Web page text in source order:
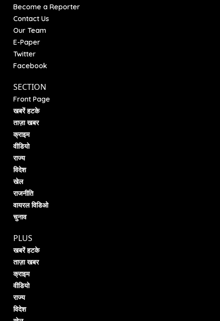
Become a Reporter
Contact Us
Our Team
E-Paper
Twitter
Facebook
SECTION
Front Page
खबरें हटके
ताज़ा खबर
क्राइम
वीडियो
राज्य
विदेश
खेल
राजनीति
वायरल विडिओ
चुनाव
PLUS
खबरें हटके
ताज़ा खबर
क्राइम
वीडियो
राज्य
विदेश